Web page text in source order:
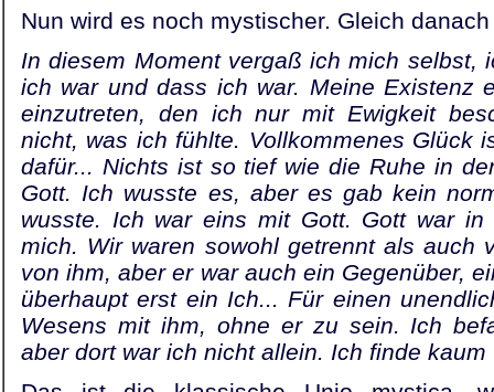
Nun wird es noch mystischer. Gleich
In diesem Moment vergaß ich mich selbst,
ich war und dass ich war. Meine Existenz
einzutreten, den ich nur mit Ewigkeit
nicht, was ich fühlte. Vollkommenes Glück
dafür... Nichts ist so tief wie die Ruhe in
Gott. Ich wusste es, aber es gab kein
wusste. Ich war eins mit Gott. Gott war
mich. Wir waren sowohl getrennt als auch
von ihm, aber er war auch ein Gegenüber,
überhaupt erst ein Ich... Für einen
Wesens mit ihm, ohne er zu sein. Ich
aber dort war ich nicht allein. Ich finde kaum